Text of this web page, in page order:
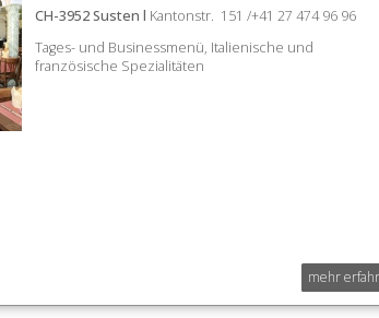
CH-3952 Susten l Kantonstr. 151 /+41 27 474 96 96
Tages- und Businessmenü, Italienische und
französische Spezialitäten
mehr